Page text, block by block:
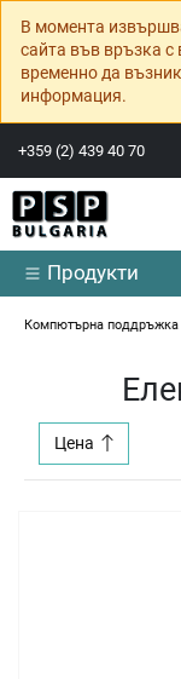
В момента
сайта във връзка
временно да
информация.
+359 (2) 439 40 70
Продукти
Компютърна поддръжка
Цена